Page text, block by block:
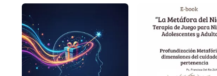
Clase 3.1 Aplicaciones en
Clase 3.2 Aplicación con